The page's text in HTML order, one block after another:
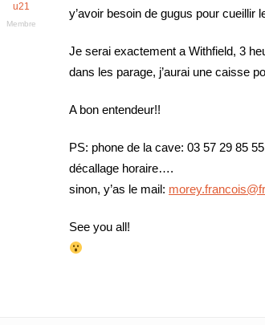
u21
Membre
y’avoir besoin de gugus pour cueillir
Je serai exactement a Withfield, 3
dans les parage, j’aurai une caisse
A bon entendeur!!
PS: phone de la cave: 03 57 29 85
décallage horaire….
sinon, y’as le mail:
See you all!